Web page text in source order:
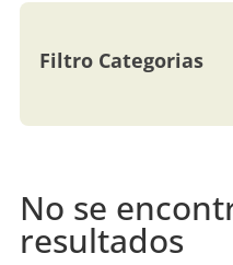
Filtro Categorias
No se
resultados